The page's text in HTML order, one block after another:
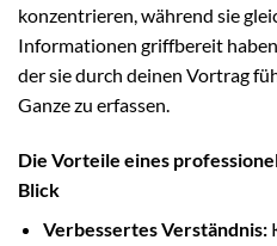
konzentrieren, während sie
Informationen griffbereit
der sie durch deinen Vortrag
Ganze zu erfassen.
Die Vorteile eines
Blick
Verbessertes Verständnis: